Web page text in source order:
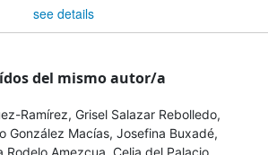
see details
del mismo autor/a
Ramírez, Grisel Salazar Rebolledo,
González Macías, Josefina Buxadé,
Rodelo Amezcua, Celia del Palacio